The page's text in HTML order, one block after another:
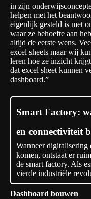
in zijn
helpen met het
eigenlijk gesteld is met
waar ze behoefte aan
altijd de eerste wens.
excel sheets maar wij
leren hoe ze inzicht
dat excel sheet kunnen
dashboard.”
Smart Factory:
en connectiviteit
Wanneer
komen, ontstaat er
de smart factory. Als
vierde industriële
Dashboard bouwen